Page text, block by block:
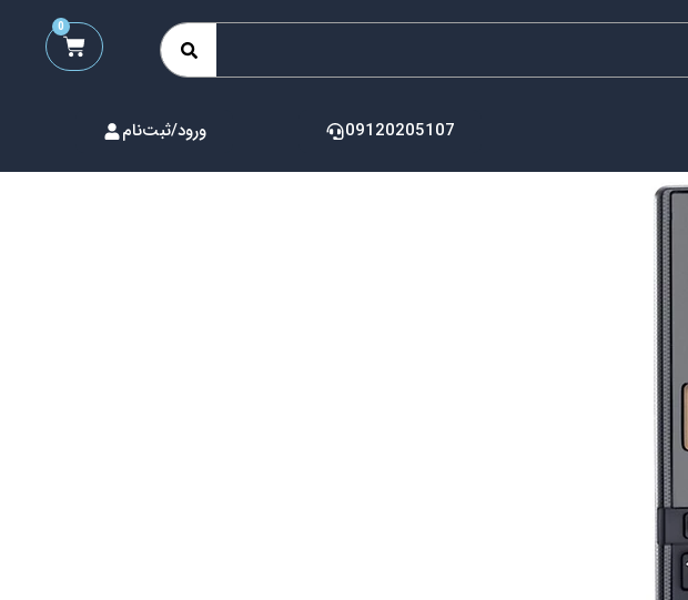
0
09120205107 ورود/ثبت‌نام